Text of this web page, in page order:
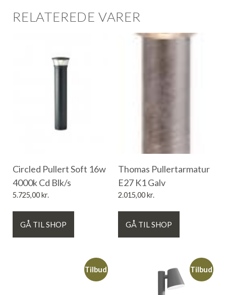
RELATEREDE VARER
Circled Pullert Soft 16w
4000k Cd Blk/s
5.725,00kr.
GÅ TIL SHOP
Thomas Pullertarmatur
E27 K1 Galv
2.015,00kr.
GÅ TIL SHOP
Tilbud Tilbud